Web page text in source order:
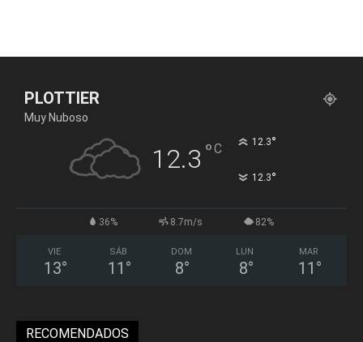
PLOTTIER
Muy Nuboso
12.3 °C 12.3°
12.3°
36% 8.7m/s 82%
VIE
13°
SÁB
11 °
DOM
8°
LUN
8°
MAR
11 °
RECOMENDADOS